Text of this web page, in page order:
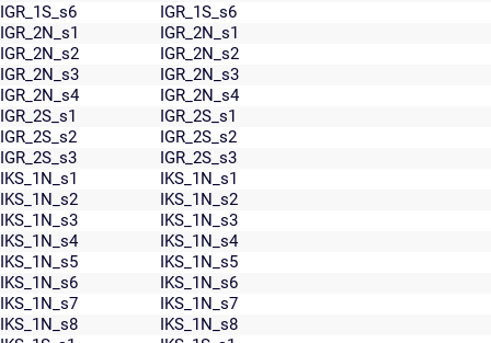
IGR_1S_s6
IGR_1S_s6
IGR_2N_s1
IGR_2N_s1
IGR_2N_s2
IGR_2N_s2
IGR_2N_s3
IGR_2N_s3
IGR_2N_s4
IGR_2N_s4
IGR_2S_s1
IGR_2S_s1
IGR_2S_s2
IGR_2S_s2
IGR_2S_s3
IGR_2S_s3
IKS_1N_s1
IKS_1N_s1
IKS_1N_s2
IKS_1N_s2
IKS_1N_s3
IKS_1N_s3
IKS_1N_s4
IKS_1N_s4
IKS_1N_s5
IKS_1N_s5
IKS_1N_s6
IKS_1N_s6
IKS_1N_s7
IKS_1N_s7
IKS_1N_s8
IKS_1N_s8